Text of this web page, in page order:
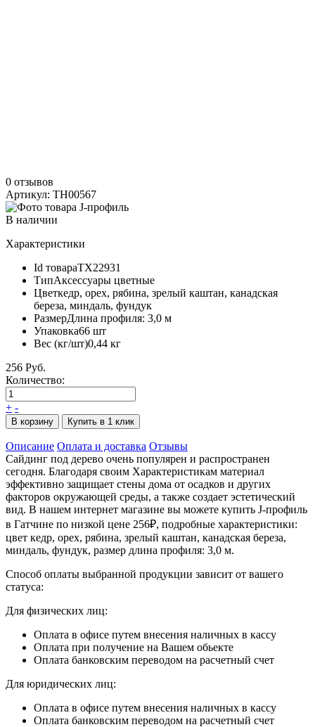
0 отзывов
Артикул: TH00567
В наличии
Характеристики
Id товараТХ22931
ТипАксессуары цветные
Цветкедр, орех, рябина, зрелый каштан, канадская
береза, миндаль, фундук
РазмерДлина профиля: 3,0 м
Упаковка66 шт
Вес (кг/шт)0,44 кг
256 Руб.
Количество:
+ -
В корзину Купить в 1 клик
Описание Оплата и доставка Отзывы
Сайдинг под дерево очень популярен и распространен
сегодня. Благодаря своим Характеристикам материал
эффективно защищает стены дома от осадков и других
факторов окружающей среды, а также создает эстетический
вид. В нашем интернет магазине вы можете купить J-профиль
в Гатчине по низкой цене 256₽, подробные характеристики:
цвет кедр, орех, рябина, зрелый каштан, канадская береза,
миндаль, фундук, размер длина профиля: 3,0 м.
Способ оплаты выбранной продукции зависит от вашего
статуса:
Для физических лиц:
Оплата в офисе путем внесения наличных в кассу
Оплата при получение на Вашем обьекте
Оплата банковским переводом на расчетный счет
Для юридических лиц:
Оплата в офисе путем внесения наличных в кассу
Оплата банковским переводом на расчетный счет